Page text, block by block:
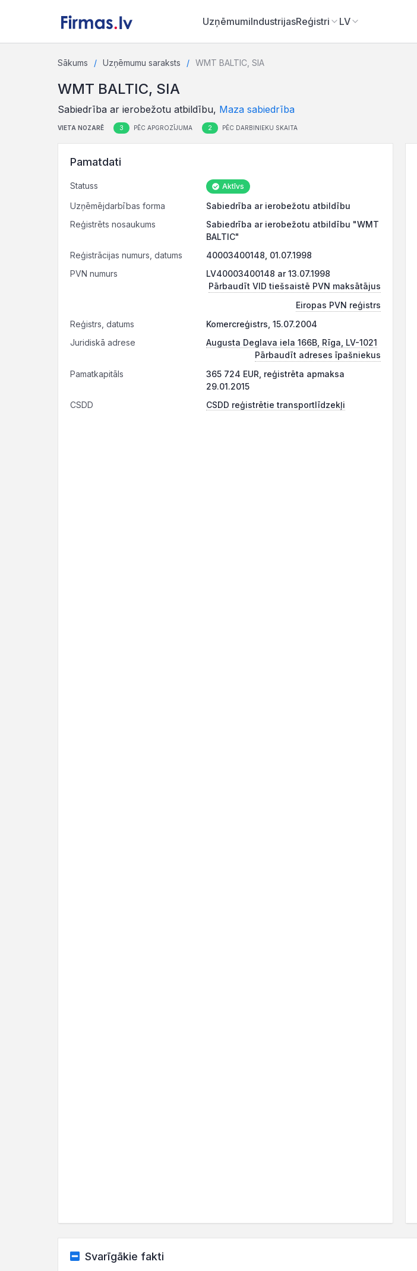
UzņēmumiIndustrijasReģistri LV
Sākums Uzņēmumu saraksts WMT BALTIC, SIA
WMT BALTIC, SIA
Sabiedrība ar ierobežotu atbildību, Maza sabiedrība
VIETA NOZARĒ 3 PĒC APGROZĪJUMA 2 PĒC DARBINIEKU SKAITA
Pamatdati
Statuss Aktīvs
Uzņēmējdarbības forma
Sabiedrība ar ierobežotu atbildību
Reģistrēts nosaukums
Sabiedrība ar ierobežotu atbildību "WMT
BALTIC"
Reģistrācijas numurs, datums
40003400148, 01.07.1998
PVN numurs
LV40003400148 ar 13.07.1998
Pārbaudīt VID tiešsaistē PVN maksātājus
Eiropas PVN reģistrs
Reģistrs, datums
Komercreģistrs, 15.07.2004
Juridiskā adrese
Augusta Deglava iela 166B, Rīga, LV-1021
Pārbaudīt adreses īpašniekus
Pamatkapitāls
365 724 EUR, reģistrēta apmaksa
29.01.2015
CSDD
CSDD reģistrētie transportlīdzekļi
Svarīgākie fakti